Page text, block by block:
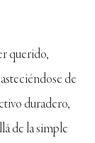
querido,
de
duradero,
de la simple